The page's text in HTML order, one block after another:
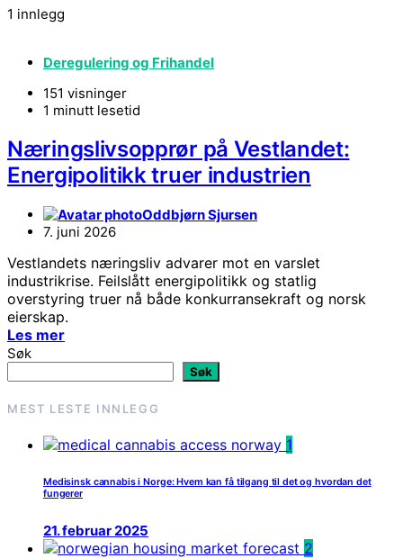
1 innlegg
Deregulering og Frihandel
151 visninger
1 minutt lesetid
Næringslivsopprør på Vestlandet:
Energipolitikk truer industrien
Oddbjørn Sjursen
7. juni 2026
Vestlandets næringsliv advarer mot en varslet
industrikrise. Feilslått energipolitikk og statlig
overstyring truer nå både konkurransekraft og norsk
eierskap.
Les mer
Søk
Søk
MEST LESTE INNLEGG
1
Medisinsk cannabis i Norge: Hvem kan få tilgang til det og hvordan det
fungerer
21. februar 2025
2